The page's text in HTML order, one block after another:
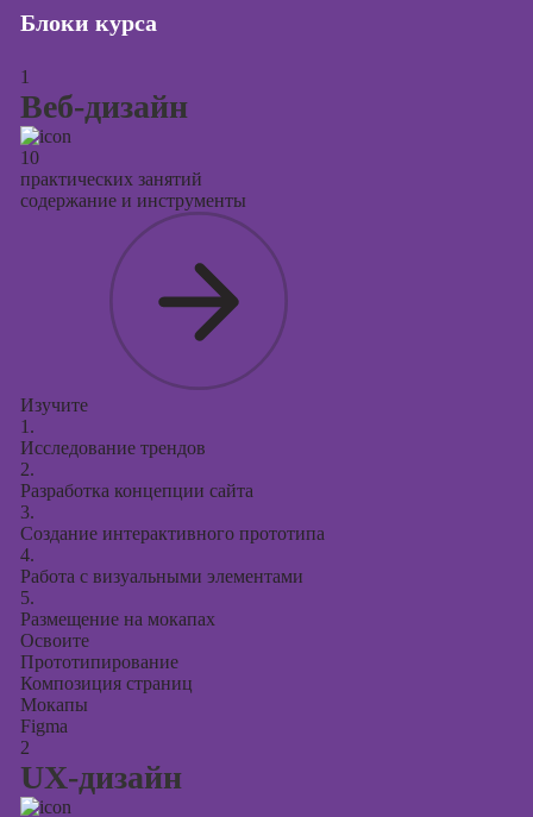
Блоки курса
1
Веб-дизайн
10
практических занятий
содержание и инструменты
Изучите
1.
Исследование трендов
2.
Разработка концепции сайта
3.
Создание интерактивного прототипа
4.
Работа с визуальными элементами
5.
Размещение на мокапах
Освоите
Прототипирование
Композиция страниц
Мокапы
Figma
2
UX-дизайн